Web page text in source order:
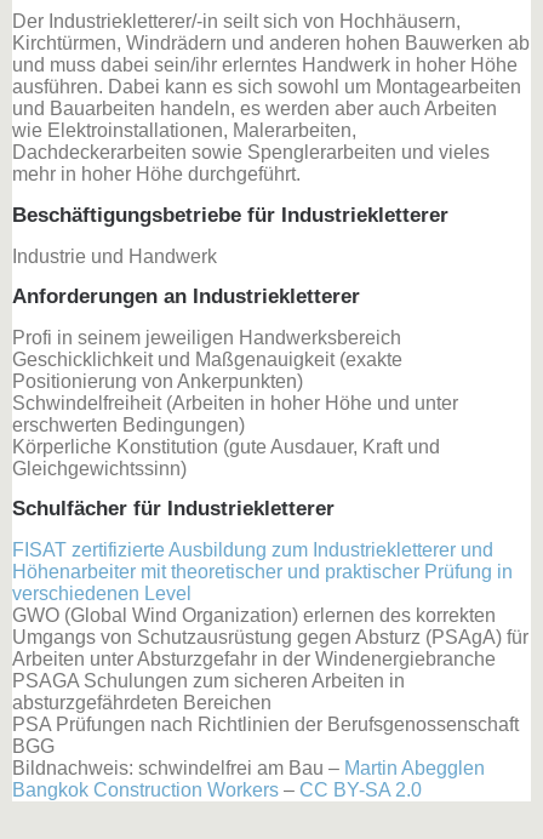
Der Industriekletterer/-in seilt sich von Hochhäusern,
Kirchtürmen, Windrädern und anderen hohen Bauwerken ab
und muss dabei sein/ihr erlerntes Handwerk in hoher Höhe
ausführen. Dabei kann es sich sowohl um Montagearbeiten
und Bauarbeiten handeln, es werden aber auch Arbeiten
wie Elektroinstallationen, Malerarbeiten,
Dachdeckerarbeiten sowie Spenglerarbeiten und vieles
mehr in hoher Höhe durchgeführt.
Beschäftigungsbetriebe für Industriekletterer
Industrie und Handwerk
Anforderungen an Industriekletterer
Profi in seinem jeweiligen Handwerksbereich
Geschicklichkeit und Maßgenauigkeit (exakte
Positionierung von Ankerpunkten)
Schwindelfreiheit (Arbeiten in hoher Höhe und unter
erschwerten Bedingungen)
Körperliche Konstitution (gute Ausdauer, Kraft und
Gleichgewichtssinn)
Schulfächer für Industriekletterer
FISAT zertifizierte Ausbildung zum Industriekletterer und
Höhenarbeiter mit theoretischer und praktischer Prüfung in
verschiedenen Level
GWO (Global Wind Organization) erlernen des korrekten
Umgangs von Schutzausrüstung gegen Absturz (PSAgA) für
Arbeiten unter Absturzgefahr in der Windenergiebranche
PSAGA Schulungen zum sicheren Arbeiten in
absturzgefährdeten Bereichen
PSA Prüfungen nach Richtlinien der Berufsgenossenschaft
BGG
Bildnachweis: schwindelfrei am Bau – Martin Abegglen
Bangkok Construction Workers – CC BY-SA 2.0